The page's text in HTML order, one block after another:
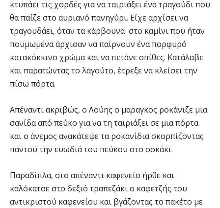
κτυπάει τις χορδές για να ταιριάξει ένα τραγούδι που
θα παίζε στο αυριανό πανηγύρι. Είχε αρχίσει να
τραγουδάει, όταν τα κάρβουνα στο καμίνι που ήταν
πουμωμένα άρχισαν να παίρνουν ένα πορφυρό
κατακόκκινο χρώμα και να πετάνε σπίθες. Κατάλαβε
και παρατώντας το λαγούτο, έτρεξε να κλείσει την
πίσω πόρτα.
Απέναντι ακριβώς, ο Λούης ο μαραγκος ροκάνιζε μια
σανίδα από πεύκο για να τη ταιριάξει σε μια πόρτα
και ο άνεμος ανακάτεψε τα ροκανίδια σκορπίζοντας
παντού την ευωδιά του πεύκου στο σοκάκι.
Παραδίπλα, στο απέναντι καφενείο ήρθε και
καλόκατσε στο δεξιό τραπεζάκι ο καφετζής του
αντικριστού καφενείου και βγάζοντας το πακέτο με